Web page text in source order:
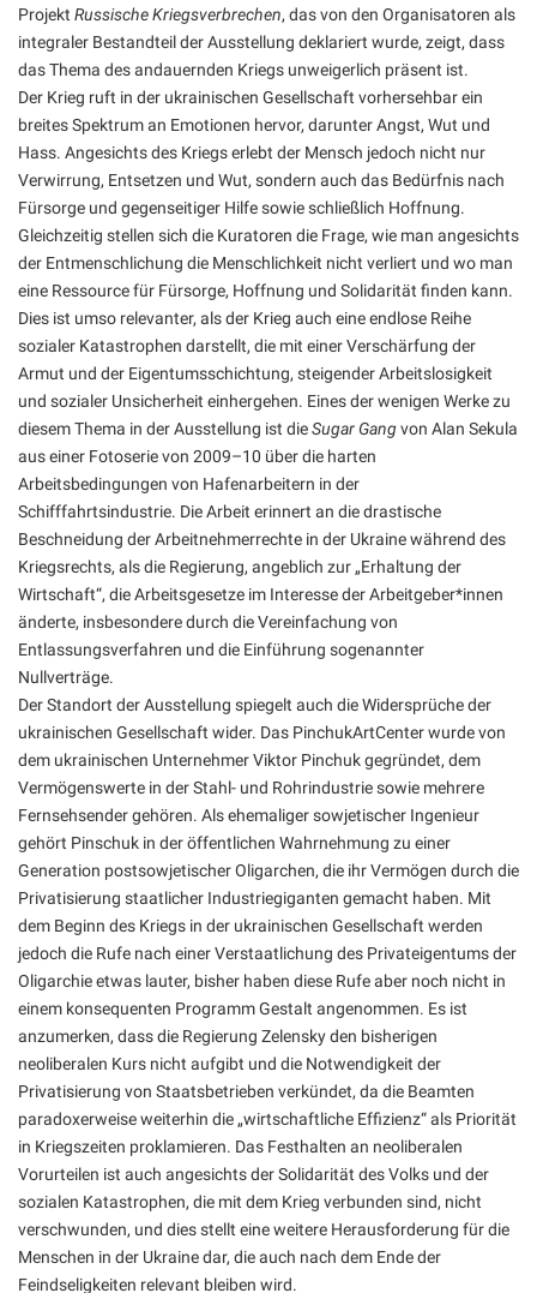
Projekt Russische Kriegsverbrechen, das von den Organisatoren als
integraler Bestandteil der Ausstellung deklariert wurde, zeigt, dass
das Thema des andauernden Kriegs unweigerlich präsent ist.
Der Krieg ruft in der ukrainischen Gesellschaft vorhersehbar ein
breites Spektrum an Emotionen hervor, darunter Angst, Wut und
Hass. Angesichts des Kriegs erlebt der Mensch jedoch nicht nur
Verwirrung, Entsetzen und Wut, sondern auch das Bedürfnis nach
Fürsorge und gegenseitiger Hilfe sowie schließlich Hoffnung.
Gleichzeitig stellen sich die Kuratoren die Frage, wie man angesichts
der Entmenschlichung die Menschlichkeit nicht verliert und wo man
eine Ressource für Fürsorge, Hoffnung und Solidarität finden kann.
Dies ist umso relevanter, als der Krieg auch eine endlose Reihe
sozialer Katastrophen darstellt, die mit einer Verschärfung der
Armut und der Eigentumsschichtung, steigender Arbeitslosigkeit
und sozialer Unsicherheit einhergehen. Eines der wenigen Werke zu
diesem Thema in der Ausstellung ist dieSugar Gangvon Alan Sekula
aus einer Fotoserie von 2009–10 über die harten
Arbeitsbedingungen von Hafenarbeitern in der
Schifffahrtsindustrie. Die Arbeit erinnert an die drastische
Beschneidung der Arbeitnehmerrechte in der Ukraine während des
Kriegsrechts, als die Regierung, angeblich zur „Erhaltung der
Wirtschaft“, die Arbeitsgesetze im Interesse der Arbeitgeber*innen
änderte, insbesondere durch die Vereinfachung von
Entlassungsverfahren und die Einführung sogenannter
Nullverträge.
Der Standort der Ausstellung spiegelt auch die Widersprüche der
ukrainischen Gesellschaft wider. Das PinchukArtCenter wurde von
dem ukrainischen Unternehmer Viktor Pinchuk gegründet, dem
Vermögenswerte in der Stahl- und Rohrindustrie sowie mehrere
Fernsehsender gehören. Als ehemaliger sowjetischer Ingenieur
gehört Pinschuk in der öffentlichen Wahrnehmung zu einer
Generation postsowjetischer Oligarchen, die ihr Vermögen durch die
Privatisierung staatlicher Industriegiganten gemacht haben. Mit
dem Beginn des Kriegs in der ukrainischen Gesellschaft werden
jedoch die Rufe nach einer Verstaatlichung des Privateigentums der
Oligarchie etwas lauter, bisher haben diese Rufe aber noch nicht in
einem konsequenten Programm Gestalt angenommen. Es ist
anzumerken, dass die Regierung Zelensky den bisherigen
neoliberalen Kurs nicht aufgibt und die Notwendigkeit der
Privatisierung von Staatsbetrieben verkündet, da die Beamten
paradoxerweise weiterhin die „wirtschaftliche Effizienz“ als Priorität
in Kriegszeiten proklamieren. Das Festhalten an neoliberalen
Vorurteilen ist auch angesichts der Solidarität des Volks und der
sozialen Katastrophen, die mit dem Krieg verbunden sind, nicht
verschwunden, und dies stellt eine weitere Herausforderung für die
Menschen in der Ukraine dar, die auch nach dem Ende der
Feindseligkeiten relevant bleiben wird.